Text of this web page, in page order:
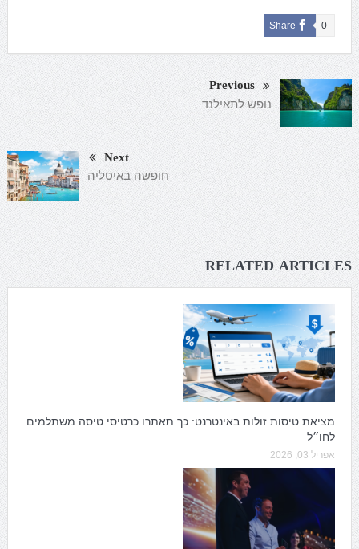
Share 0
Previous
נופש לתאילנד
Next
חופשה באיטליה
RELATED ARTICLES
מציאת טיסות זולות באינטרנט: כך תאתרו כרטיסי טיסה משתלמים
לחו״ל
אפריל 03, 2026